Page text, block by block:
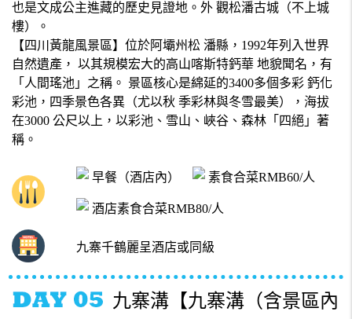
也是文成公主進藏的歷史見證地。外 觀松潘古城（不上城
樓）。
【四川黃龍風景區】位於阿壩州松 潘縣，1992年列入世界
自然遺產， 以其規模宏大的高山喀斯特鈣華 地貌聞名，有
「人間瑤池」之稱。 景區核心是綿延的3400多個多彩 鈣化
彩池，四季景色各異（尤以秋 季彩林與冬雪最美），海拔
在3000 公尺以上，以彩池、雪山、峽谷、森林「四絕」著
稱。
早餐（酒店內） 素食合菜RMB60/人
酒店素食合菜RMB80/人
九寨千鶴麗呈酒店或同級
九寨溝【九寨溝（含景區內